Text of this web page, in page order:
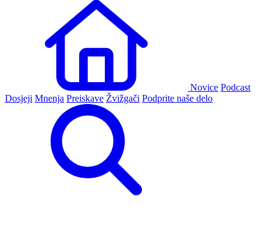
Novice Podcast
Dosjeji Mnenja Preiskave Žvižgači Podprite naše delo